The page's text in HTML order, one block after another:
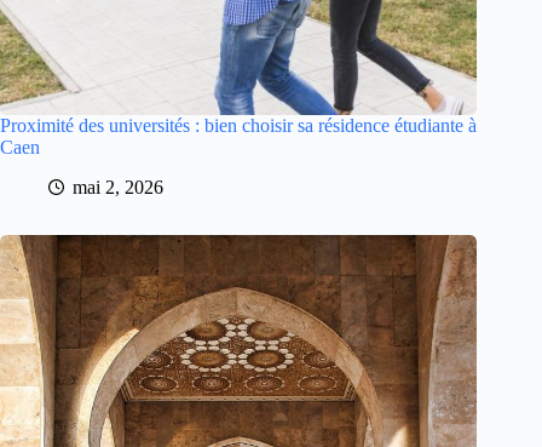
Proximité des universités : bien choisir sa résidence étudiante à
Caen
mai 2, 2026